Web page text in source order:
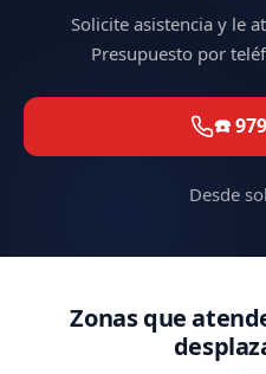
Solicite asistencia y le
Presupuesto por
☎️
Desde
Zonas que